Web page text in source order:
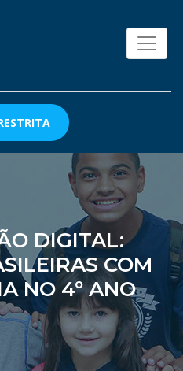
DIGITAL:
COM
NO 4º ANO